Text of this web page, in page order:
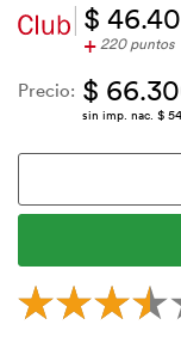
$
+220 puntos
Precio: $
sin imp. nac. $